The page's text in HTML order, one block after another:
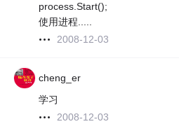
process.Start();
使用进程.....
2008-12-03
cheng_er
学习
2008-12-03